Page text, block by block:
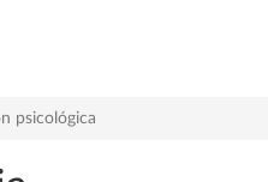
psicológica